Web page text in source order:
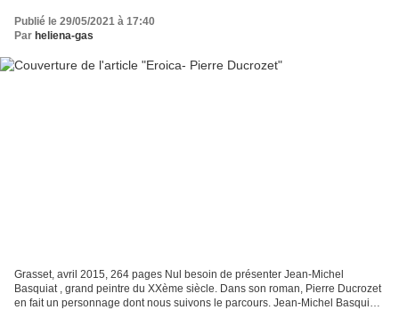
Publié le 29/05/2021 à 17:40
Par heliena-gas
Grasset, avril 2015, 264 pages Nul besoin de présenter Jean-Michel
Basquiat , grand peintre du XXème siècle. Dans son roman, Pierre Ducrozet
en fait un personnage dont nous suivons le parcours. Jean-Michel Basquiat